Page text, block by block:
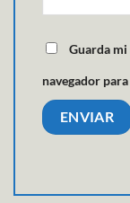
Guarda
navegador